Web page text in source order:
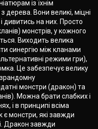
із їхнім
дерева. Вони великі, міцні
дивитись на них. Просто
монстрів, у кожного
Виходить велика
синергію між кланами
режими гри),
Це забезпечує велику
монстри (дракон) та
Можна брати слабких і
і в принципі всіма
є монстри, які завжди
Дракон завжди